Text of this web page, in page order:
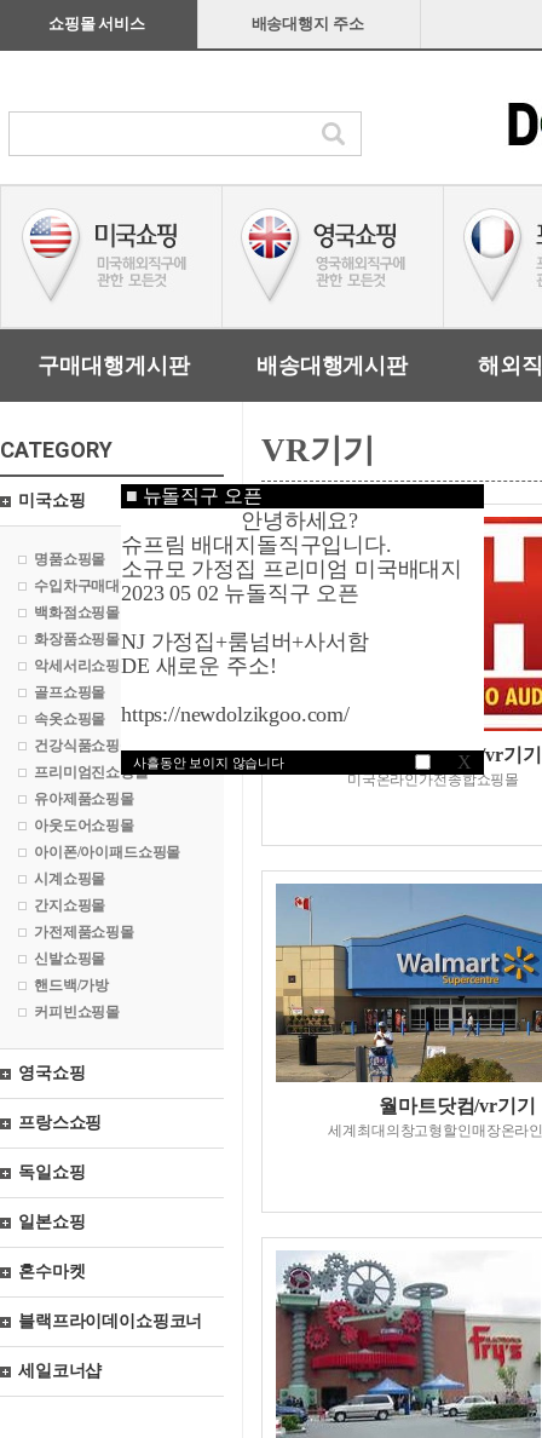
■ 뉴돌직구 오픈
안녕하세요?
슈프림 배대지돌직구입니다.
소규모 가정집 프리미엄 미국배대지
2023 05 02 뉴돌직구 오픈
NJ 가정집+룸넘버+사서함
DE 새로운 주소!
https://newdolzikgoo.com/
사흘동안 보이지 않습니다 X
쇼핑몰 서비스 배송대행지 주소
구매대행게시판 배송대행게시판 해외
CATEGORY
미국쇼핑
명품쇼핑몰
수입차구매대행
백화점쇼핑몰
화장품쇼핑몰
악세서리쇼핑몰
골프쇼핑몰
속옷쇼핑몰
건강식품쇼핑몰
프리미엄진쇼핑몰
유아제품쇼핑몰
아웃도어쇼핑몰
아이폰/아이패드쇼핑몰
시계쇼핑몰
간지쇼핑몰
가전제품쇼핑몰
신발쇼핑몰
핸드백/가방
커피빈쇼핑몰
영국쇼핑
프랑스쇼핑
독일쇼핑
일본쇼핑
혼수마켓
블랙프라이데이쇼핑코너
세일코너샵
VR기기
bh포토비디오닷컴/vr기기
미국온라인가전종합쇼핑몰
월마트닷컴/vr기기
세계최대의창고형할인매장온라